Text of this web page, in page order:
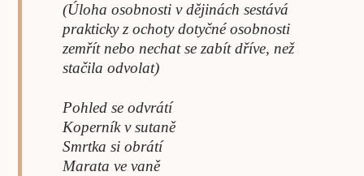
(Úloha osobnosti v dějinách sestává
prakticky z ochoty dotyčné osobnosti
zemřít nebo nechat se zabít dříve, než
stačila odvolat)
Pohled se odvrátí
Koperník v sutaně
Smrtka si obrátí
Marata ve vaně